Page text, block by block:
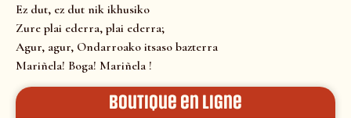
Ez dut, ez dut nik ikhusiko
Zure plai ederra, plai ederra;
Agur, agur, Ondarroako itsaso bazterra
Mariñela! Boga! Mariñela !
Boutique en ligne